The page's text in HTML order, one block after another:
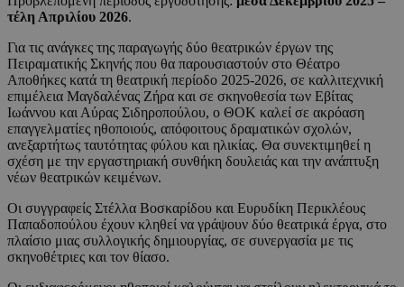
τέλη Απριλίου 2026.
Για τις ανάγκες της παραγωγής δύο θεατρικών έργων της
Πειραματικής Σκηνής που θα παρουσιαστούν στο Θέατρο
Αποθήκες κατά τη θεατρική περίοδο 2025-2026, σε καλλιτεχνική
επιμέλεια Μαγδαλένας Ζήρα και σε σκηνοθεσία των Εβίτας
Ιωάννου και Αύρας Σιδηροπούλου, ο ΘΟΚ καλεί σε ακρόαση
επαγγελματίες ηθοποιούς, απόφοιτους δραματικών σχολών,
ανεξαρτήτως ταυτότητας φύλου και ηλικίας. Θα συνεκτιμηθεί η
σχέση με την εργαστηριακή συνθήκη δουλειάς και την ανάπτυξη
νέων θεατρικών κειμένων.
Οι συγγραφείς Στέλλα Βοσκαρίδου και Ευρυδίκη Περικλέους
Παπαδοπούλου έχουν κληθεί να γράψουν δύο θεατρικά έργα, στο
πλαίσιο μιας συλλογικής δημιουργίας, σε συνεργασία με τις
σκηνοθέτριες και τον θίασο.